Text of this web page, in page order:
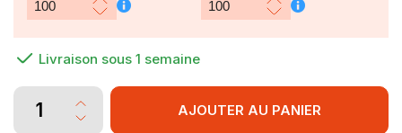
Livraison sous 1 semaine
AJOUTER AU PANIER